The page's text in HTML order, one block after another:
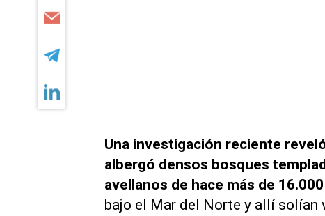
Una investigación reciente
albergó densos bosques
avellanos de hace más de
bajo el Mar del Norte y allí solían